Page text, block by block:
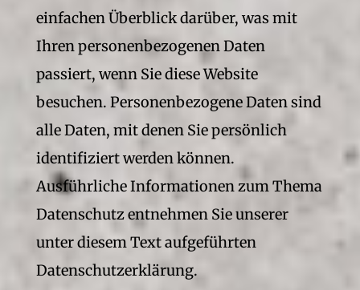
einfachen Überblick darüber, was mit
Ihren personenbezogenen Daten
passiert, wenn Sie diese Website
besuchen. Personenbezogene Daten sind
alle Daten, mit denen Sie persönlich
identifiziert werden können.
Ausführliche Informationen zum Thema
Datenschutz entnehmen Sie unserer
unter diesem Text aufgeführten
Datenschutzerklärung.